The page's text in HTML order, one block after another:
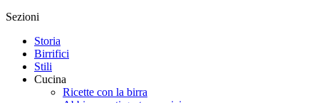
Sezioni
Storia
Birrifici
Stili
Cucina
Ricette con la birra